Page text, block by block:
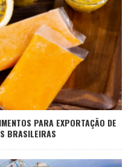
PARA EXPORTAÇÃO DE
BRASILEIRAS